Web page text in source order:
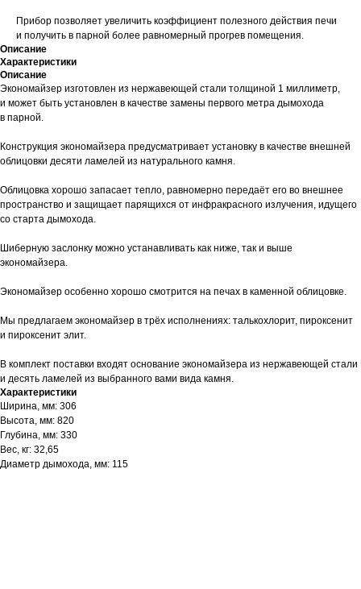
Прибор позволяет увеличить коэффициент полезного действия печи
и получить в парной более равномерный прогрев помещения.
Описание
Характеристики
Описание
Экономайзер изготовлен из нержавеющей стали толщиной 1 миллиметр,
и может быть установлен в качестве замены первого метра дымохода
в парной.
Конструкция экономайзера предусматривает установку в качестве внешней
облицовки десяти ламелей из натурального камня.
Облицовка хорошо запасает тепло, равномерно передаёт его во внешнее
пространство и защищает парящихся от инфракрасного излучения, идущего
со старта дымохода.
Шиберную заслонку можно устанавливать как ниже, так и выше
экономайзера.
Экономайзер особенно хорошо смотрится на печах в каменной облицовке.
Мы предлагаем экономайзер в трёх исполнениях: талькохлорит, пироксенит
и пироксенит элит.
В комплект поставки входят основание экономайзера из нержавеющей стали
и десять ламелей из выбранного вами вида камня.
Характеристики
Ширина, мм: 306
Высота, мм: 820
Глубина, мм: 330
Вес, кг: 32,65
Диаметр дымохода, мм: 115